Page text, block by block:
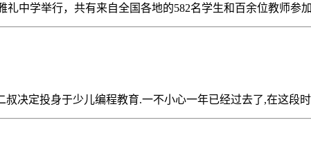
中学举行，共有来自全国各地的582名学生和百余位教师参
投身于少儿编程教育.一不小心一年已经过去了,在这段时